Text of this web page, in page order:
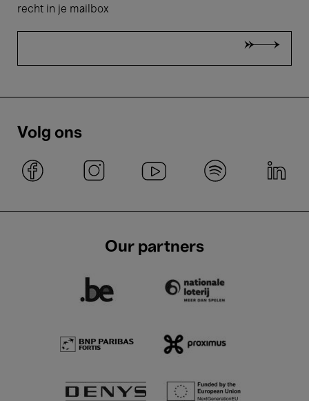
recht in je mailbox
Volg ons
Our partners